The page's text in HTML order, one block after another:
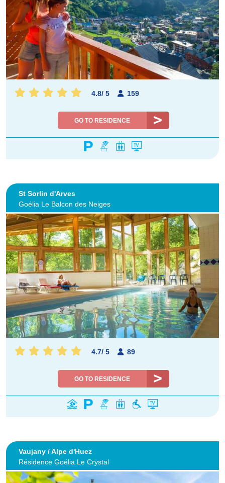
4.8/ 5 159
GO TO RESIDENCE
St Sorlin d'Arves
Goélia Le Balcon des Neiges
4.7/ 5 89
GO TO RESIDENCE
Vaujany / Alpe d'Huez
Résidence Goélia Le Crystal